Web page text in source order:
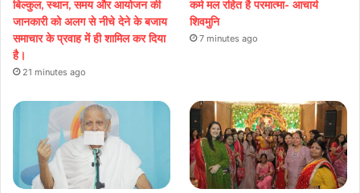
बिल्कुल, स्थान, समय और आयोजन की
जानकारी को अलग से नीचे देने के बजाय
समाचार के प्रवाह में ही शामिल कर दिया
है।
21 minutes ago
कर्म मल रहित है परमात्मा- आचार्य
शिवमुनि
7 minutes ago